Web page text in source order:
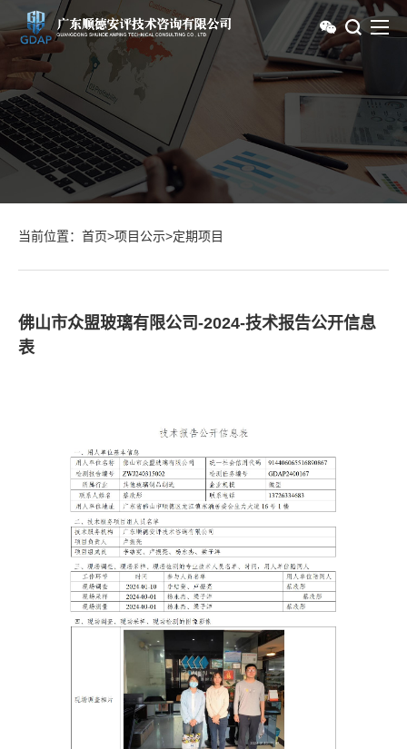
当前位置： 首页>项目公示>定期项目
佛山市众盟玻璃有限公司-2024-技术报告公开信息
表